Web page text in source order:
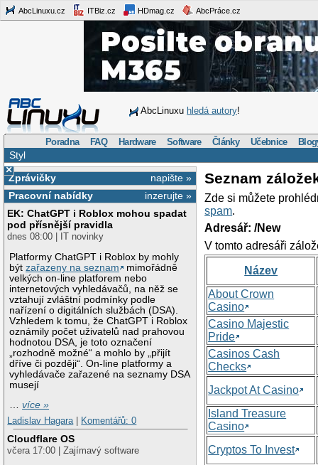
AbcLinuxu.cz ITBiz.cz HDmag.cz AbcPráce.cz
AbcLinuxu hledá autory!
Poradna FAQ Hardware Software Články Učebnice
Styl
×
napište »
Zprávičky
inzerujte »
Pracovní nabídky
EK: ChatGPT i Roblox mohou spadat
pod přísnější pravidla
dnes 08:00 | IT novinky
Platformy ChatGPT i Roblox by mohly
býtzařazeny na seznam
mimořádně
velkých on-line platforem nebo
internetových vyhledávačů, na něž se
vztahují zvláštní podmínky podle
nařízení o digitálních službách (DSA).
Vzhledem k tomu, že ChatGPT i Roblox
oznámily počet uživatelů nad prahovou
hodnotou DSA, je toto označení
„rozhodně možné“ a mohlo by „přijít
dříve či později“. On-line platformy a
vyhledávače zařazené na seznamy DSA
musejí
…více »
Ladislav Hagara
Komentářů: 0
Cloudflare OS
včera 17:00 | Zajímavý software
Seznam
Zde si můžete
spam.
Adresář: /New
V tomto adresáři
Název
About Crown
Casino
Casino Majestic
Pride
Casinos Cash
Checks
Jackpot At Casino
Island Treasure
Casino
Cryptos To Invest